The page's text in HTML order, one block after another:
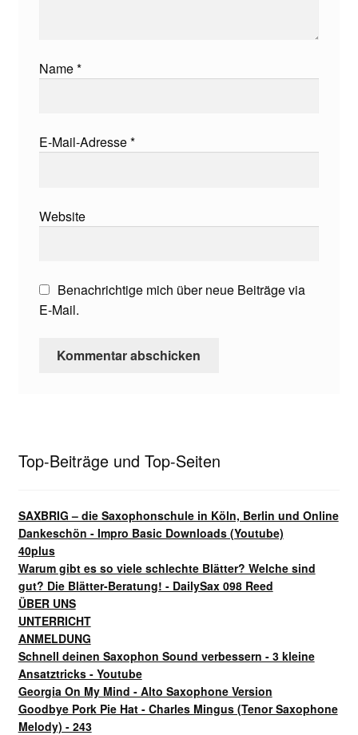
Name*
E-Mail-Adresse*
Website
Benachrichtige mich über neue Beiträge via
E-Mail.
Top-Beiträge und Top-Seiten
SAXBRIG – die Saxophonschule in Köln, Berlin und Online
Dankeschön - Impro Basic Downloads (Youtube)
40plus
Warum gibt es so viele schlechte Blätter? Welche sind
gut? Die Blätter-Beratung! - DailySax 098 Reed
ÜBER UNS
UNTERRICHT
ANMELDUNG
Schnell deinen Saxophon Sound verbessern - 3 kleine
Ansatztricks - Youtube
Georgia On My Mind - Alto Saxophone Version
Goodbye Pork Pie Hat - Charles Mingus (Tenor Saxophone
Melody) - 243